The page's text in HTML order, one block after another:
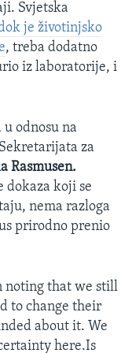
Svjetska
je životinjsko
, treba dodatno
iz laboratorije, i
odnosu na
za
Rasmusen.
dokaza koji se
nema razloga
prirodno prenio
noting that we still
to change their
about it. We
here.Is